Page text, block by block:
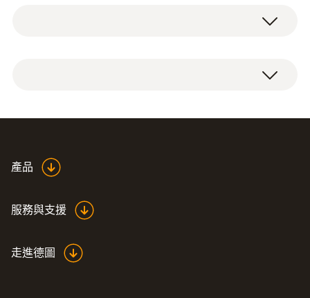
測量精度
±1 % 全量程
超載 相對壓力（低壓）
產品
服務與支援
走進德圖